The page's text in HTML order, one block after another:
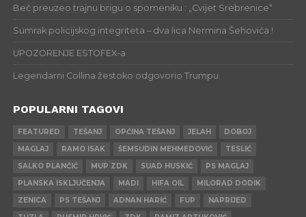
Beč preuzeo trajnu brigu o spomeniku : „Cvijet Srebrenice“
Sumrak policijskog integriteta – dva lica Nermina Šehovića !
UPOZORENJE ESTOFEX-a
Legendarni Collina žestoko odgovorio Trumpu.
POPULARNI TAGOVI
FEATURED TEŠANJ OPĆINA TEŠANJ JELAH
DOBOJ
MAGLAJ
RAMO ISAK ŠEMSUDIN MEHMEDOVIĆ
TESLIĆ
SALKO PLANČIĆ
MUP ZDK SUAD HUSKIĆ
PS MAGLAJ
PLANSKA ISKLJUČENJA
MADI HIFA OIL
MILORAD DODIK
ZENICA
PS TEŠANJ ADNAN HARIĆ FUP
NAPRIJED